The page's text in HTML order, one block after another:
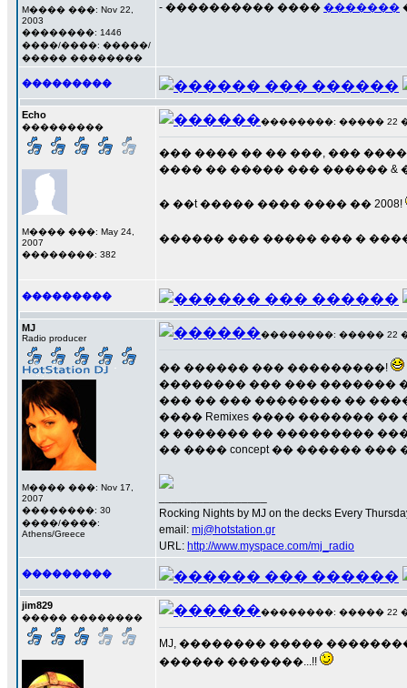
M���� ���: Nov 22,
2003
��������: 1446
����/����: �����/
����� ��������
- ���������� ���� �������
���������
Echo
���������
M���� ���: May 24,
2007
��������: 382
��������: ����� 22 ���
��� ���� �� �� ���, ���
���� �� ����� ��� ������ &
� ��t ����� ���� ���� �� 2008!
������ ��� ����� ��� �
���������
MJ
Radio producer
M���� ���: Nov 17,
2007
��������: 30
����/����:
Athens/Greece
��������: ����� 22 ���
�� ������ ��� ���������!
�������� ��� ��� �������
��� �� ��� �������� ��
���� Remixes ���� ������� ��
� ������� �� ���������
�� ���� concept �� ������
Rocking Nights by MJ on the decks Every
email: mj@hotstation.gr
URL: http://www.myspace.com/mj_radio
���������
jim829
����� ��������
��������: ����� 22 ���
MJ, �������� �����
������ �������...!!